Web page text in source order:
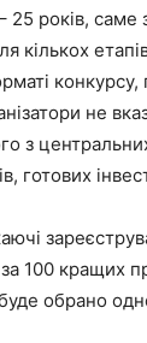
25 років, саме
кількох
не
з
100 кращих
обрано